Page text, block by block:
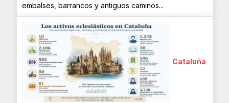
embalses, barrancos y antiguos caminos...
Cataluña